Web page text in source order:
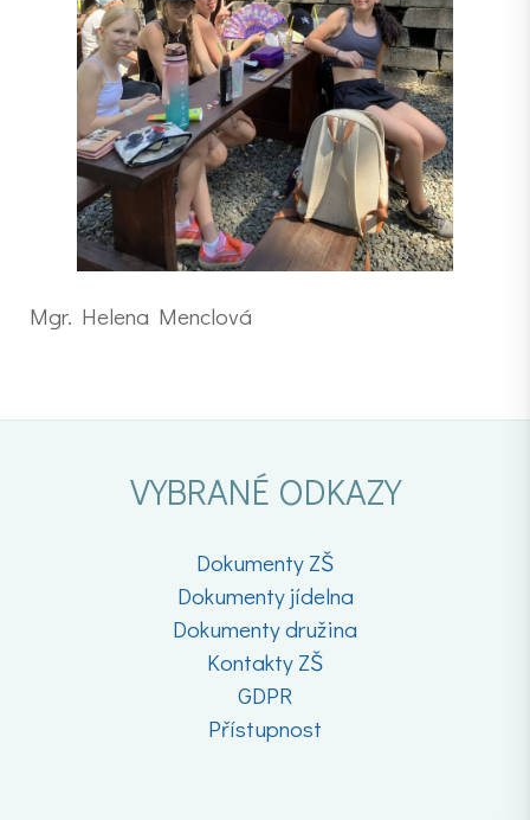
Mgr. Helena Menclová
VYBRANÉ ODKAZY
Dokumenty ZŠ
Dokumenty jídelna
Dokumenty družina
Kontakty ZŠ
GDPR
Přístupnost